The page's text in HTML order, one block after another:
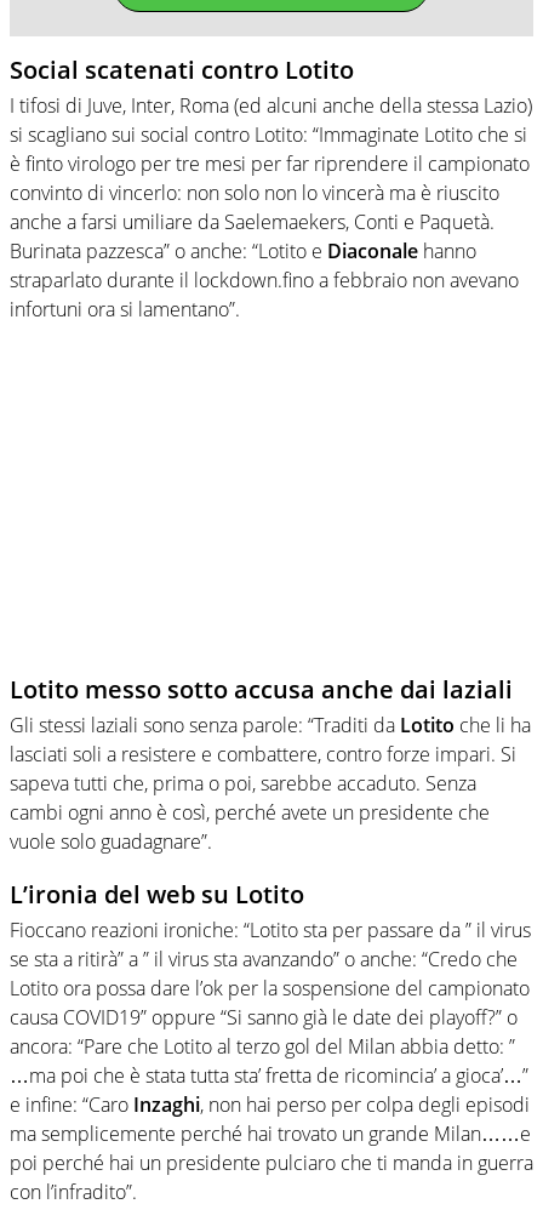
Social scatenati contro Lotito
I tifosi di Juve, Inter, Roma (ed alcuni anche della stessa Lazio)
si scagliano sui social contro Lotito: “Immaginate Lotito che si
è finto virologo per tre mesi per far riprendere il campionato
convinto di vincerlo: non solo non lo vincerà ma è riuscito
anche a farsi umiliare da Saelemaekers, Conti e Paquetà.
Burinata pazzesca” o anche: “Lotito e Diaconale hanno
straparlato durante il lockdown.fino a febbraio non avevano
infortuni ora si lamentano”.
Lotito messo sotto accusa anche dai laziali
Gli stessi laziali sono senza parole: “Traditi da Lotito che li ha
lasciati soli a resistere e combattere, contro forze impari. Si
sapeva tutti che, prima o poi, sarebbe accaduto. Senza
cambi ogni anno è così, perché avete un presidente che
vuole solo guadagnare”.
L’ironia del web su Lotito
Fioccano reazioni ironiche: “Lotito sta per passare da ” il virus
se sta a ritirà” a ” il virus sta avanzando” o anche: “Credo che
Lotito ora possa dare l’ok per la sospensione del campionato
causa COVID19” oppure “Si sanno già le date dei playoff?” o
ancora: “Pare che Lotito al terzo gol del Milan abbia detto: ”
…ma poi che è stata tutta sta’ fretta de ricomincia’ a gioca’…”
e infine: “Caro Inzaghi, non hai perso per colpa degli episodi
ma semplicemente perché hai trovato un grande Milan……e
poi perché hai un presidente pulciaro che ti manda in guerra
con l’infradito”.